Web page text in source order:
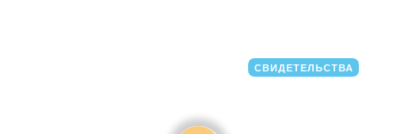
СВИДЕТЕЛЬСТВА